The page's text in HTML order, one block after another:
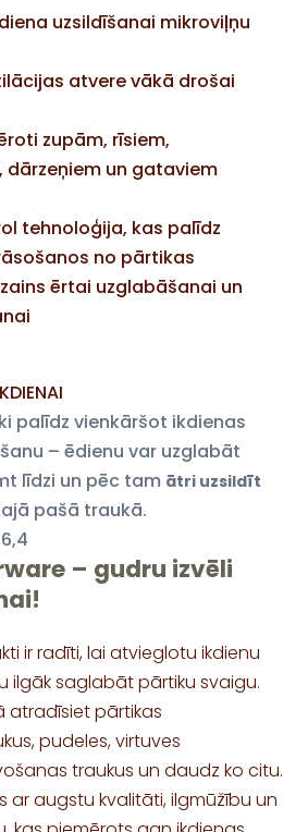
– gudru izvēli
ir radīti, lai atvieglotu ikdienu
ilgāk saglabāt pārtiku svaigu.
atradīsiet pārtikas
pudeles, virtuves
traukus un daudz ko citu.
ar augstu kvalitāti, ilgmūžību un
uzsildīšanai mikroviļņu
atvere vākā drošai
zupām, rīsiem,
dārzeņiem un gataviem
tehnoloģija, kas palīdz
no pārtikas
ērtai uzglabāšanai un
palīdz vienkāršot ikdienas
– ēdienu var uzglabāt
līdzi un pēc tam ātri uzsildīt
pašā traukā.